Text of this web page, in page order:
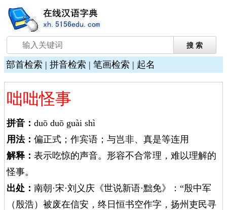
部首检索 | 拼音检索 | 笔画检索 | 起名
咄咄怪事
拼音： duō duō guài shì
用法： 偏正式；作宾语；与岂非、真是等连用
解释： 表示吃惊的声音。形容不合常理，难以理解的
怪事。
出处： 南朝·宋·刘义庆《世说新语·黜免》：“殷中军
（殷浩）被废在信安，终日恒书空作字，扬州吏民寻